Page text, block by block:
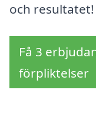
och resultatet!
Få 3
förpliktelser